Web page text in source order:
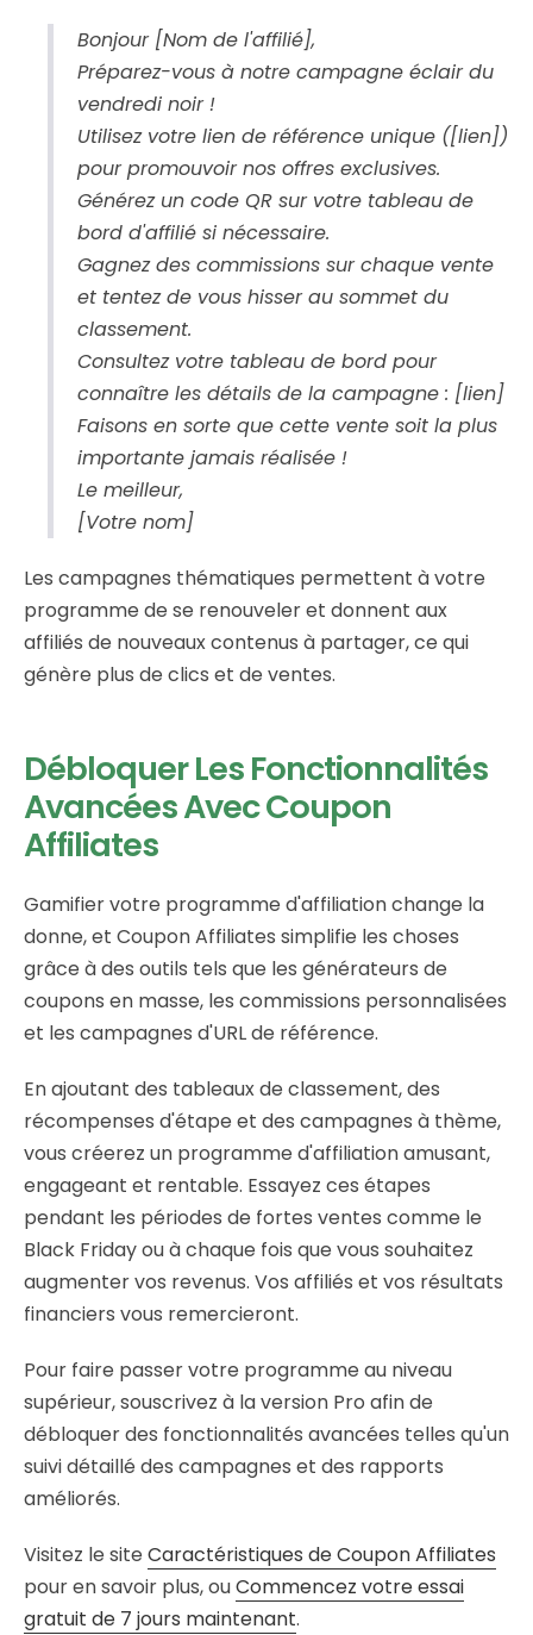
Bonjour [Nom de l'affilié],
Préparez-vous à notre campagne éclair du
vendredi noir !
Utilisez votre lien de référence unique ([lien])
pour promouvoir nos offres exclusives.
Générez un code QR sur votre tableau de
bord d'affilié si nécessaire.
Gagnez des commissions sur chaque vente
et tentez de vous hisser au sommet du
classement.
Consultez votre tableau de bord pour
connaître les détails de la campagne : [lien]
Faisons en sorte que cette vente soit la plus
importante jamais réalisée !
Le meilleur,
[Votre nom]
Les campagnes thématiques permettent à votre
programme de se renouveler et donnent aux
affiliés de nouveaux contenus à partager, ce qui
génère plus de clics et de ventes.
Débloquer Les Fonctionnalités
Avancées Avec Coupon
Affiliates
Gamifier votre programme d'affiliation change la
donne, et Coupon Affiliates simplifie les choses
grâce à des outils tels que les générateurs de
coupons en masse, les commissions personnalisées
et les campagnes d'URL de référence.
En ajoutant des tableaux de classement, des
récompenses d'étape et des campagnes à thème,
vous créerez un programme d'affiliation amusant,
engageant et rentable. Essayez ces étapes
pendant les périodes de fortes ventes comme le
Black Friday ou à chaque fois que vous souhaitez
augmenter vos revenus. Vos affiliés et vos résultats
financiers vous remercieront.
Pour faire passer votre programme au niveau
supérieur, souscrivez à la version Pro afin de
débloquer des fonctionnalités avancées telles qu'un
suivi détaillé des campagnes et des rapports
améliorés.
Visitez le site Caractéristiques de Coupon Affiliates
pour en savoir plus, ouCommencez votre essai
gratuit de 7 jours maintenant.